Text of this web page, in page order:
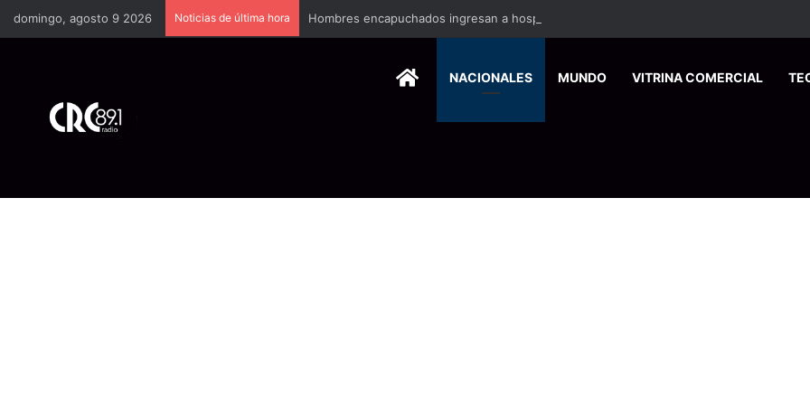
domingo, agosto 9 2026 Noticias de última hora Hombres encapuchados ingresan a hospital de Nicoya y matan a paciente a balazos
HOMENACIONALES MUNDO VITRINA COMERCIAL